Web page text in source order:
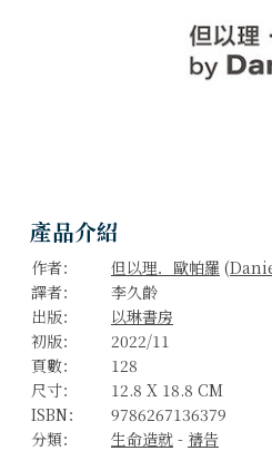
產品介紹
作者： 但以理．歐帕羅 (
譯者：
李久齡
出版：
以琳書房
初版：
2022/11
頁數：
128
尺寸：
12.8 X 18.8 CM
ISBN：
9786267136379
分類：
生命造就 - 禱告